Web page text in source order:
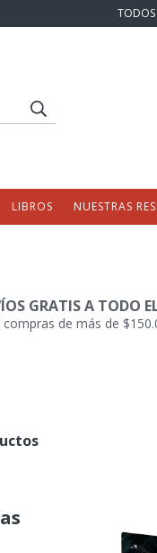
TODOS
LIBROS NUESTRAS
GRATIS A TODO
compras de más de